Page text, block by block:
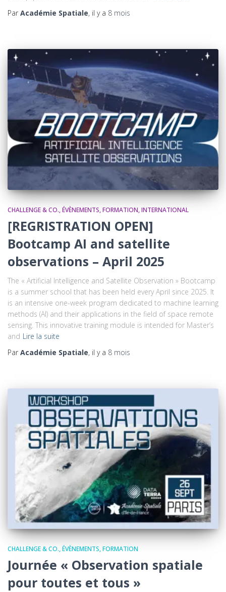
Par Académie Spatiale, il y a 8 mois
CHALLENGE & CO. ÉVÈNEMENTS FORMATION INTERNATIONAL
[REGRISTRATION OPEN]
Bootcamp AI and satellite
observations – April 2025
The « Artificial Intelligence and Satellite Observation » Bootcamp
is a summer school that has been held every April since 2025. It
is an intensive one-week program dedicated to machine learning
methods (AI) and their applications in the field of space remote
sensing. This innovative training module is intended for Master’s
and Lire la suite
Par Académie Spatiale, il y a 8 mois
CHALLENGE & CO. ÉVÈNEMENTS FORMATION
Journée « Observation spatiale
pour toutes et tous »